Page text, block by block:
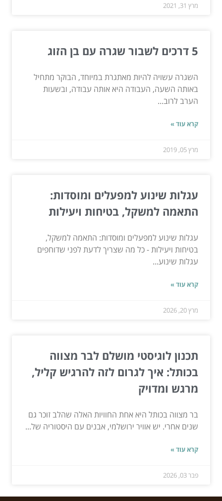
מרץ 31, 2021
5 דרכים לשבור שגרה עם בן הזוג
השגרה עשויה להיות מאתגרת במיוחד, הבוקר מתחיל
באותה השעה, העבודה היא אותה עבודה, ובשעות
הערב לרוב...
קרא עוד »
מרץ 05, 2019
עגלות שינוע למפעלים ומוסדות:
התאמה למשקל, בטיחות ויעילות
עגלות שינוע למפעלים ומוסדות: התאמה למשקל,
בטיחות ויעילות - כל מה שצריך לדעת לפני שדוחפים
עגלות שינוע...
קרא עוד »
מרץ 20, 2026
תכנון לוגיסטי מושלם לבר מצווה
בכותל: איך לגרום לזה להרגיש קליל,
מרגש ומדויק
בר מצווה בכותל היא אחת החוויות האלה שהלב זוכר גם
שנים אחרי. יש אוויר ירושלמי, אבנים עם היסטוריה של...
קרא עוד »
פבר 03, 2026